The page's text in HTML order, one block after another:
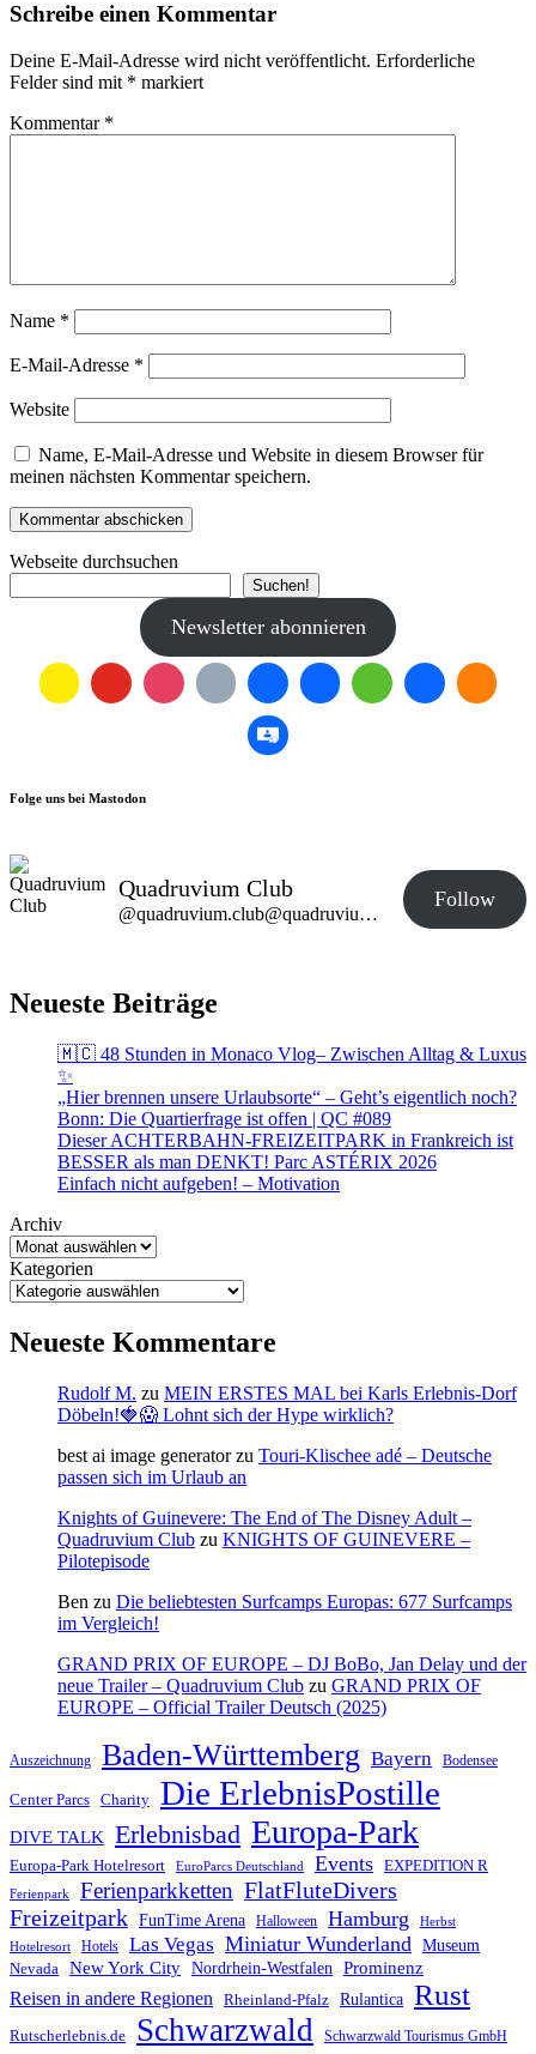
Schreibe einen Kommentar
Deine E-Mail-Adresse wird nicht veröffentlicht. Erforderliche
Felder sind mit * markiert
Kommentar *
Name *
E-Mail-Adresse *
Website
Name, E-Mail-Adresse und Website in diesem Browser für
meinen nächsten Kommentar speichern.
Webseite durchsuchen
Suchen!
Newsletter abonnieren
Folge uns bei Mastodon
Quadruvium Club
@quadruvium.club@quadruvium.club
Follow
Neueste Beiträge
🇲🇨 48 Stunden in Monaco Vlog– Zwischen Alltag & Luxus
✨
„Hier brennen unsere Urlaubsorte“ – Geht’s eigentlich noch?
Bonn: Die Quartierfrage ist offen | QC #089
Dieser ACHTERBAHN-FREIZEITPARK in Frankreich ist
BESSER als man DENKT! Parc ASTÉRIX 2026
Einfach nicht aufgeben! – Motivation
Archiv
Kategorien
Neueste Kommentare
Rudolf M. zu MEIN ERSTES MAL bei Karls Erlebnis-Dorf
Döbeln!🍓😱 Lohnt sich der Hype wirklich?
best ai image generatorzu Touri-Klischee adé – Deutsche
passen sich im Urlaub an
Knights of Guinevere: The End of The Disney Adult –
Quadruvium Club zu KNIGHTS OF GUINEVERE –
Pilotepisode
Ben zu Die beliebtesten Surfcamps Europas: 677 Surfcamps
im Vergleich!
GRAND PRIX OF EUROPE – DJ BoBo, Jan Delay und der
neue Trailer – Quadruvium Club zu GRAND PRIX OF
EUROPE – Official Trailer Deutsch (2025)
Auszeichnung Baden-Württemberg Bayern Bodensee
Center Parcs Charity Die ErlebnisPostille
DIVE TALK Erlebnisbad Europa-Park
Europa-Park Hotelresort EuroParcs Deutschland Events EXPEDITION R
Ferienpark Ferienparkketten FlatFluteDivers
Freizeitpark FunTime Arena Halloween Hamburg Herbst
Hotelresort Hotels Las Vegas Miniatur Wunderland Museum
Nevada New York City Nordrhein-Westfalen
Prominenz
Reisen in andere Regionen
Rheinland-Pfalz Rulantica Rust
Rutscherlebnis.de Schwarzwald Schwarzwald Tourismus GmbH